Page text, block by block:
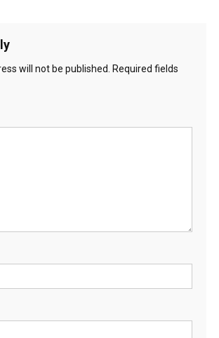
will not be published.
Required fields